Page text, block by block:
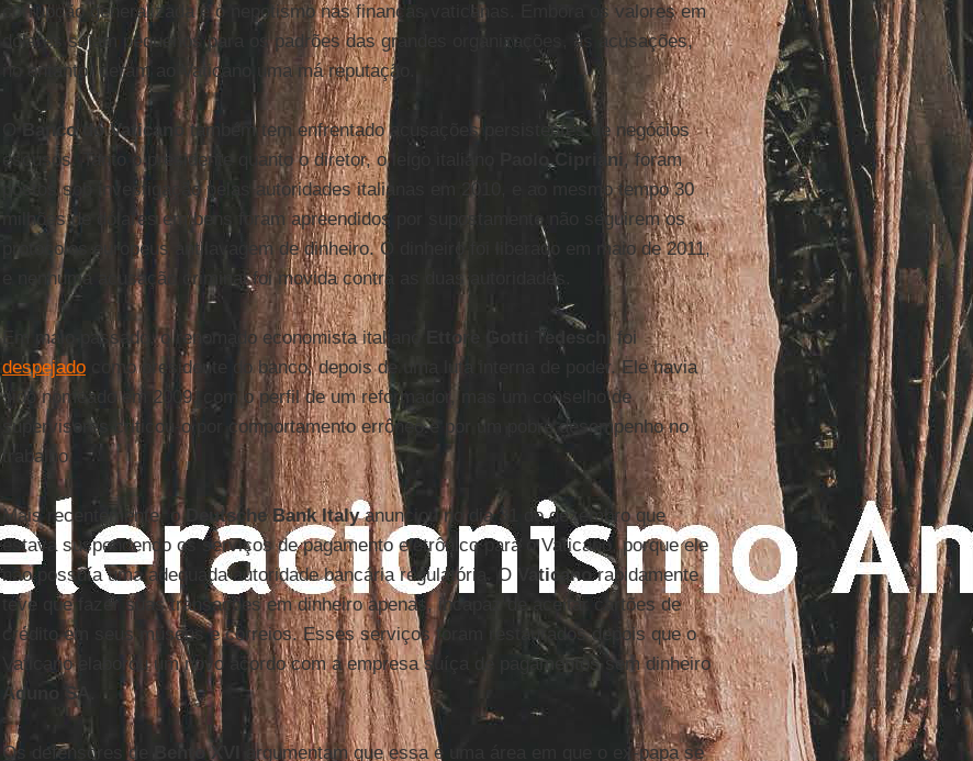
corrupção generalizada e o nepotismo nas finanças vaticanas. Embora os valores em
dólares sejam pequenos para os padrões das grandes organizações, as acusações,
no entanto, deram ao Vaticano uma má reputação.
Banco do Vaticanotambém tem enfrentado acusações persistentes de negócios
escusos. Tanto o presidente quanto o diretor, o leigo italiano
Paolo Cipriani , foram
postos sob investigação pelas autoridades italianas em 2010, e ao mesmo tempo 30
milhões de dólares em bens foram apreendidos por supostamente não seguirem os
protocolos europeus antilavagem de dinheiro. O dinheiro foi liberado em maio de 2011,
e nenhuma acusação criminal foi movida contra as duas autoridades.
Em maio passado, o renomado economista italiano Ettore Gotti Tedeschi foi
despejadocomo presidente do banco, depois de uma luta interna de poder. Ele havia
sido nomeado em 2009, com o perfil de um reformador, mas um conselho de
supervisores criticou-o por comportamento errôneo e por um pobre desempenho no
trabalho.
Mais recentemente, o Deutsche Bank Italyanunciou no dia 31 de dezembro que
estava suspendendo os serviços de pagamento eletrônico para o Vaticano, porque ele
não possuía uma adequada autoridade bancária regulatória. O
Vaticanorapidamente
teve que fazer suas transações em dinheiro apenas, incapaz de aceitar cartões de
crédito em seus museus e correios. Esses serviços foram restaurados depois que o
Vaticano elaborou um novo acordo com a empresa suíça de pagamentos sem dinheiro
Aduno SA
Os defensores de Bento XVI argumentam que essa é uma área em que o ex-papa se